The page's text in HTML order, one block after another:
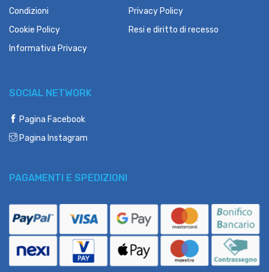
Condizioni
Privacy Policy
Cookie Policy
Resi e diritto di recesso
Informativa Privacy
SOCIAL NETWORK
Pagina Facebook
Pagina Instagram
PAGAMENTI E SPEDIZIONI